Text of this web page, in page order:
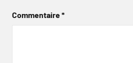
Commentaire*